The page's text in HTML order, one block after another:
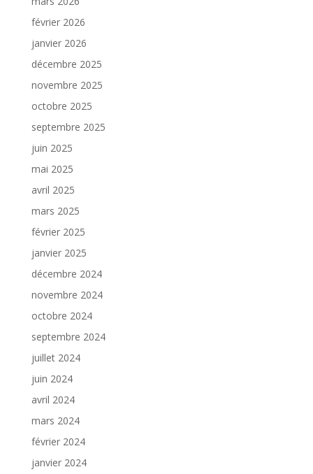
février 2026
janvier 2026
décembre 2025
novembre 2025
octobre 2025
septembre 2025
juin 2025
mai 2025
avril 2025
mars 2025
février 2025
janvier 2025
décembre 2024
novembre 2024
octobre 2024
septembre 2024
juillet 2024
juin 2024
avril 2024
mars 2024
février 2024
janvier 2024